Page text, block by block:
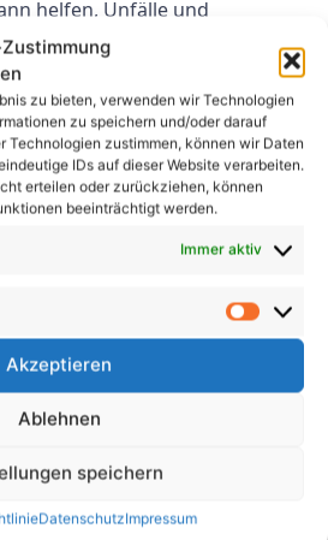
zu bieten, verwenden wir Technologien
zu speichern und/oder darauf
Technologien zustimmen, können wir Daten
IDs auf dieser Website verarbeiten.
erteilen oder zurückziehen, können
beeinträchtigt werden.
Immer aktiv
Akzeptieren
Ablehnen
speichern
DatenschutzImpressum
helfen, Unfälle und
Sicherheit und
DIN VDE 100 Teil 600 ist
zu verhindern und die
zu gewährleisten. Indem Sie
dazu beitragen, die Integrität
aufrechtzuerhalten und
zu verhindern.
hat die
der DIN VDE